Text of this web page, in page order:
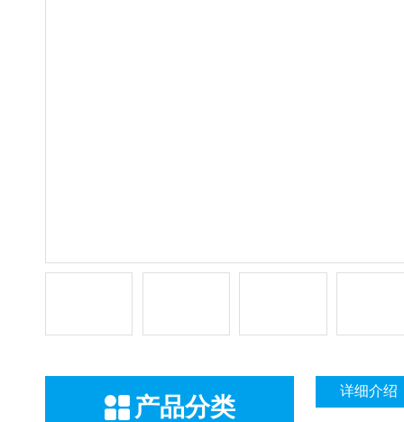
产品分类
详细介绍